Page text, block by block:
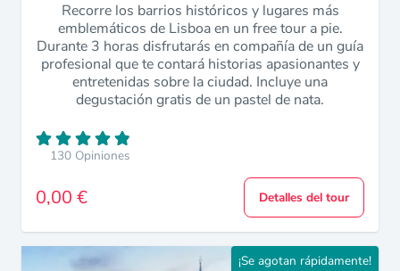
Recorre los barrios históricos y lugares más
emblemáticos de Lisboa en un free tour a pie.
Durante 3 horas disfrutarás en compañía de un guía
profesional que te contará historias apasionantes y
entretenidas sobre la ciudad. Incluye una
degustación gratis de un pastel de nata.
130 Opiniones
0,00 € Detalles del tour
¡Se agotan rápidamente!